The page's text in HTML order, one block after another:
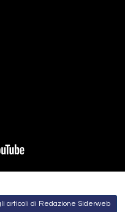
articoli di Redazione Siderweb